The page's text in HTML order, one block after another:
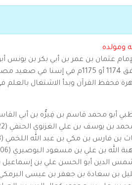
ومولده
571هـ، الموافق 1174 أو
فحفظ القرآن وبدأ الاشتغال
بن فِيرُّه بن أبي القاسم خلف الرعيني (538 - 590هـ)، تأدب عليه وقرأ عليه القرآن ببعض
بن علي الغزنوي الحنفي (522-599هـ). قرأ عليه جميع القراءات.
بن مكي بن عبد الله اللخمي (518-605هـ) قرأ عليه بالسبع.
علي بن مسعود البوصيري (506-598هـ) سمع منه الحديث وأخذه عنه.
أبو الحسن علي بن إسماعيل بن علي الصنهاجي
بن سعادة بن جعفر بن عيسى البرمكي (583-